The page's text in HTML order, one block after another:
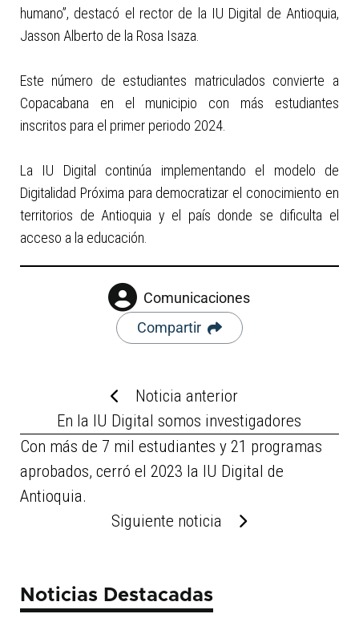
humano”, destacó el rector de la IU Digital de Antioquia,
Jasson Alberto de la Rosa Isaza.
Este número de estudiantes matriculados convierte a
Copacabana en el municipio con más estudiantes
inscritos para el primer periodo 2024.
La IU Digital continúa implementando el modelo de
Digitalidad Próxima para democratizar el conocimiento en
territorios de Antioquia y el país donde se dificulta el
acceso a la educación.
Comunicaciones
Compartir
Noticia anterior
En la IU Digital somos investigadores
Con más de 7 mil estudiantes y 21 programas
aprobados, cerró el 2023 la IU Digital de
Antioquia.
Siguiente noticia
Noticias Destacadas